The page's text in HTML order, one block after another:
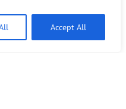
Accept All